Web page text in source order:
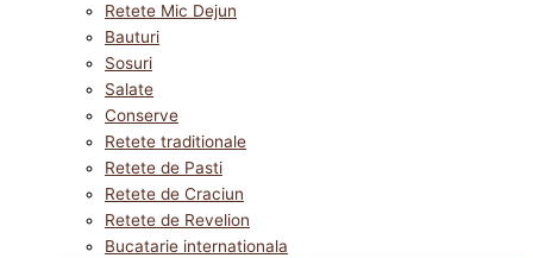
Retete Mic Dejun
Bauturi
Sosuri
Salate
Conserve
Retete traditionale
Retete de Pasti
Retete de Craciun
Retete de Revelion
Bucatarie internationala